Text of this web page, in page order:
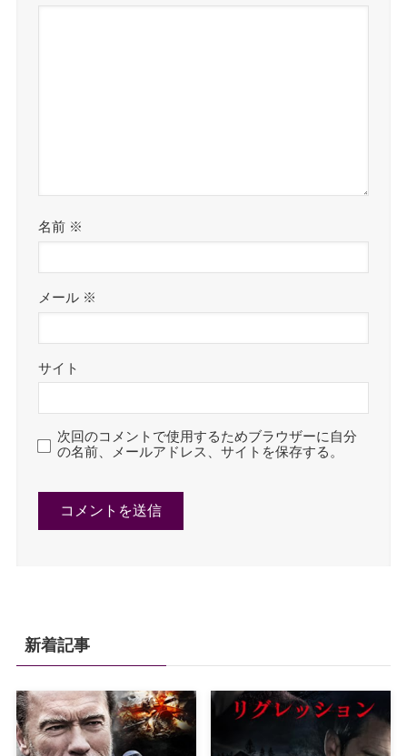
名前 ※
メール ※
サイト
次回のコメントで使用するためブラウザーに自分
の名前、メールアドレス、サイトを保存する。
新着記事